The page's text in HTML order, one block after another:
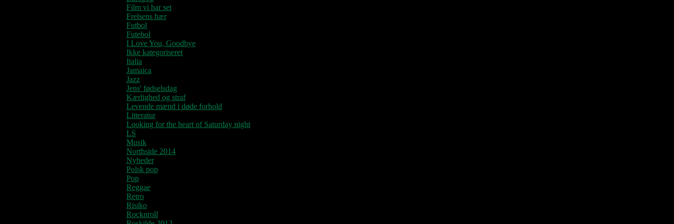
Film vi har set
Frelsens hær
Futbol
Futebol
I Love You, Goodbye
Ikke kategoriseret
Italia
Jamaica
Jazz
Jens' fødselsdag
Kærlighed og straf
Levende mænd i døde forhold
Litteratur
Looking for the heart of Saturday night
LS
Musik
Northside 2014
Nyheder
Polsk pop
Pop
Reggae
Retro
Risiko
Rocknroll